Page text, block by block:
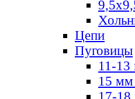
Цепи
Пуговицы
11-
15